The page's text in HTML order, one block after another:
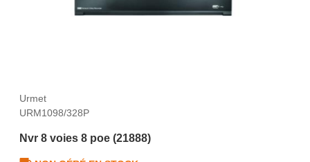
Urmet
URM1098/328P
Nvr 8 voies 8 poe (21888)